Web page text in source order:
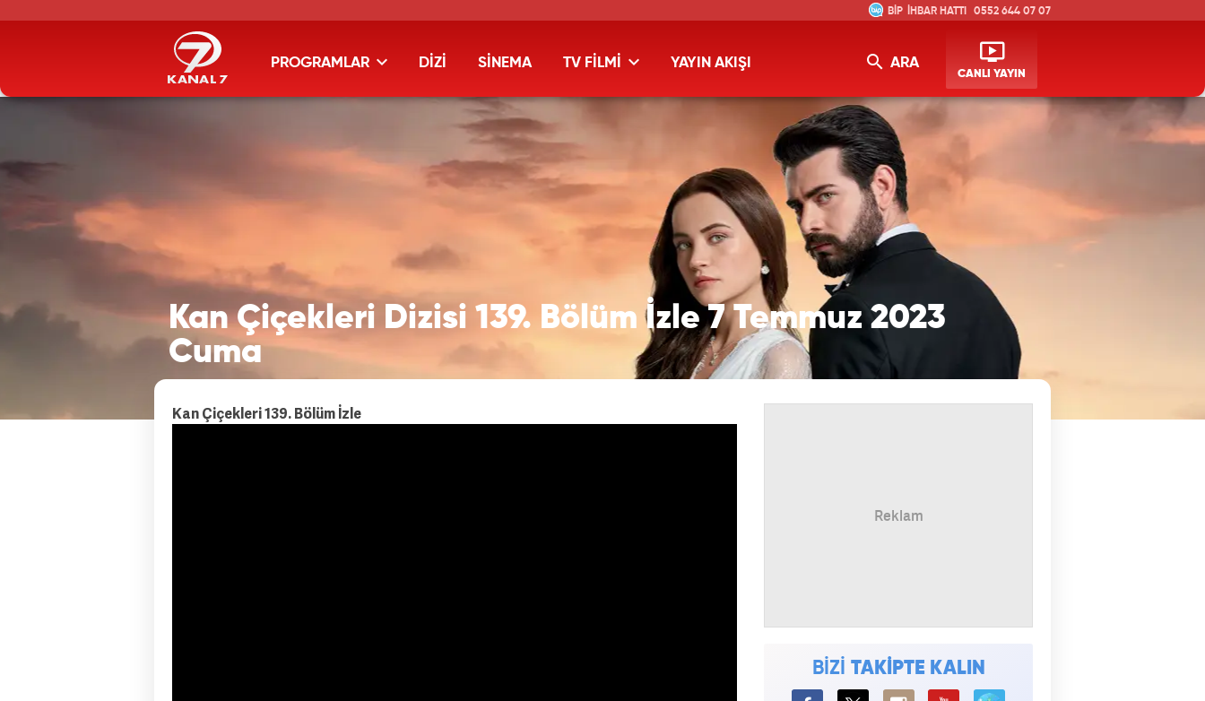
PROGRAMLAR DİZİ SİNEMA TV FİLMİ YAYIN AKIŞI ARA
CANLI YAYIN
İHBAR HATTI 0552 644 07 07
Kan Çiçekleri Dizisi 139. Bölüm İzle 7 Temmuz 2023
Cuma
Kan Çiçekleri 139. Bölüm İzle
BİZİ TAKİPTE KALIN